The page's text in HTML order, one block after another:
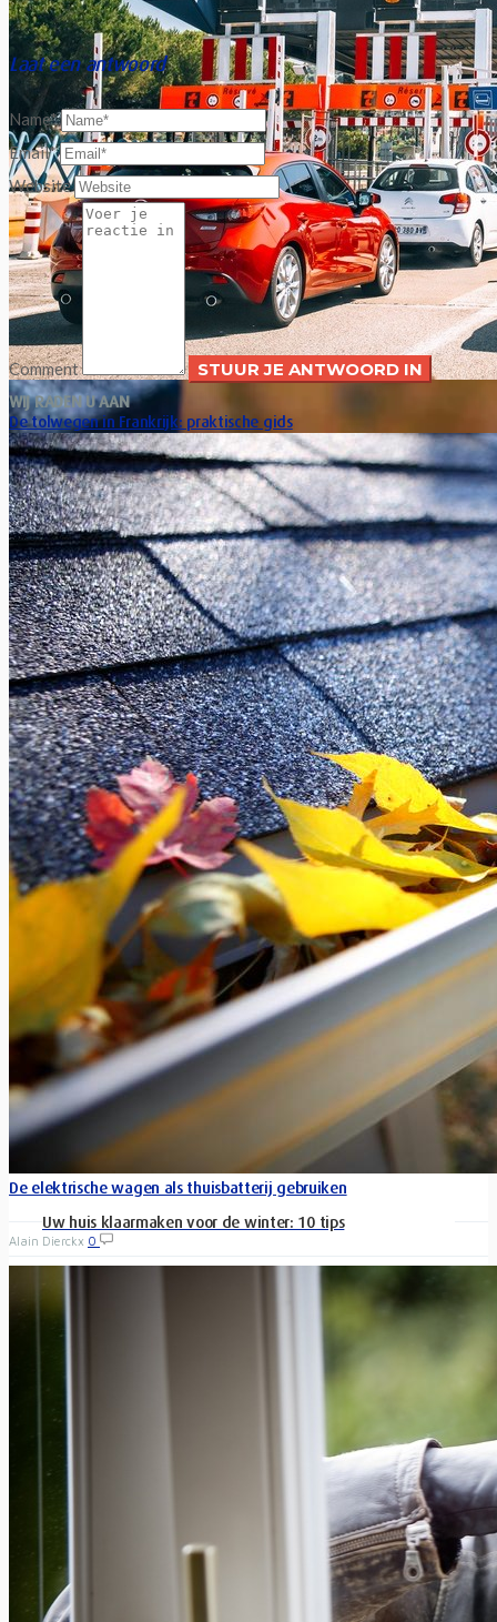
De elektrische wagen als thuisbatterij gebruiken
Alain Dierckx 0
De energiekost maakt een groot deel uit van de uitgaven van
elk gezin. Zonnepanelen en thuisbatterijen zijn voorbeelden
van maatregelen...
De tolwegen in Frankrijk: praktische gids
Xavier Van Caneghem 0
Elke zomer trekken duizenden Belgen richting het zuiden van
Frankrijk. Tussen de tolpoorten, wachtrijen en elektronische
badges is het makkelijk...
Laat een antwoord
Name*
Email*
Website
Comment
WIJ RADEN U AAN
Uw huis klaarmaken voor de winter: 10 tips